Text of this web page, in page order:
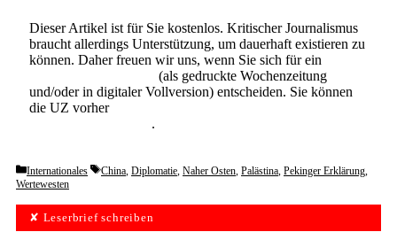
Dieser Artikel ist für Sie kostenlos. Kritischer Journalismus
braucht allerdings Unterstützung, um dauerhaft existieren zu
können. Daher freuen wir uns, wenn Sie sich für ein
(als gedruckte Wochenzeitung
und/oder in digitaler Vollversion) entscheiden. Sie können
die UZ vorher
.
Categories
Internationales Tags
China, Diplomatie, Naher Osten, Palästina, Pekinger Erklärung,
Wertewesten
✘ Leserbrief schreiben